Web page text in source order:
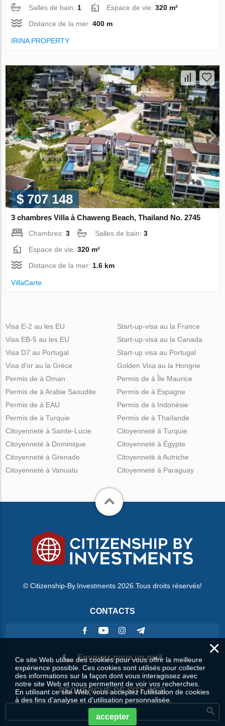
Salles de bain: 1 Espace de vie:320 m²
Distance de la mer:400 m
IRINA PROPERTY
$ 707 148
3 chambres Villa à Chaweng Beach, Thailand No. 2745
Chambres:3 Salles de bain:3
Espace de vie:320 m²
Distance de la mer: 1.6 km
VillaСarte
Visa E-2 au les EU
Visa EB-5 au les EU
Visa D7 au Portugal
Visa d'or au la Grèce
Start-up-visa au la France
Start-up-visa au la Canada
Start-up visa au Portugal
Golden Visa au la Hongrie
Permis de à Oman
Permis de à Arabie Saoudite
Permis de à EAU
Permis de à Turquie
Permis de à Île Maurice
Permis de à Espagne
Permis de à Indonésie
Permis de à Thaïlande
Citoyenneté à Sainte-Lucie
Citoyenneté à Dominique
Citoyenneté à Grenade
Citoyenneté à Vanuatu
Citoyenneté à Turquie
Citoyenneté à Égypte
Citoyenneté à Autriche
Citoyenneté à Paraguay
© Citizenship-By.Investments 2026.Tous droits réservés!
CONTACTS
Envoyez-nous un mail
RECHERCHE DE SITE WEB
×
Ce site Web utilise des cookies pour vous offrir la meilleure
expérience possible. Ces cookies sont utilisés pour collecter
des informations sur la façon dont vous interagissez avec
notre site Web et nous permettent de voir vos recherches.
En utilisant ce site Web, vous acceptez l'utilisation de cookies
à des fins d'analyse et d'utilisation personnalisée.
accepter